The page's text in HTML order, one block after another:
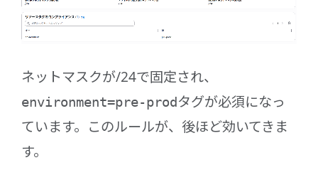
ネットマスクが/24で固定され、
environment=pre-prodタグが必須になっ
ています。このルールが、後ほど効いてきま
す。